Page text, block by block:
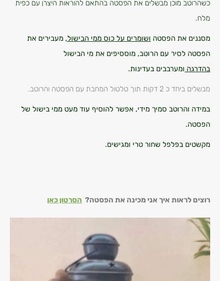
כשהרוטב מוכן מבשלים את הפסטה בהתאם להוראות היצרן עם כפית
מלח.
מסננים את הפסטה ושומרים על כוס ממי הבישול, מעבירים את
הפסטה לסיר עם הרוטב, מוססיפים את מי הבישול
בהדרגה ומערבבים בעדינות.
מבשלים ביחד כ 2 דקות תוך טלטול המחבת עם הפסטה והרוטב.
במידה והרוטב סמיך מידי, אפשר להוסיף עוד מעט ממי בישול של
הפסטה.
מקשטים בפלפל שחור טרי ומגישים.
רוצים לראות איך אני מכינה את הפסטה? הסרטון כאן